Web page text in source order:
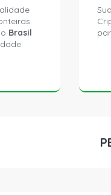
Brasil